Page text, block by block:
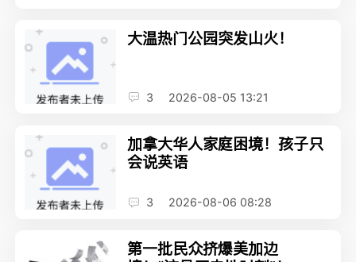
大温热门公园突发山火！
3 2026-08-05 13:21
加拿大华人家庭困境！孩子只
会说英语
3 2026-08-06 08:28
第一批民众挤爆美加边